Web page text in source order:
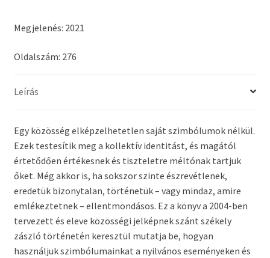
Megjelenés: 2021
Oldalszám: 276
Leírás
Egy közösség elképzelhetetlen saját szimbólumok nélkül.
Ezek testesítik meg a kollektív identitást, és magától
értetődően értékesnek és tiszteletre méltónak tartjuk
őket. Még akkor is, ha sokszor szinte észrevétlenek,
eredetük bizonytalan, történetük – vagy mindaz, amire
emlékeztetnek – ellentmondásos. Ez a könyva 2004-ben
tervezett és eleve közösségi jelképnek szánt székely
zászló történetén keresztül mutatja be, hogyan
használjuk szimbólumainkat a nyilvános eseményeken és